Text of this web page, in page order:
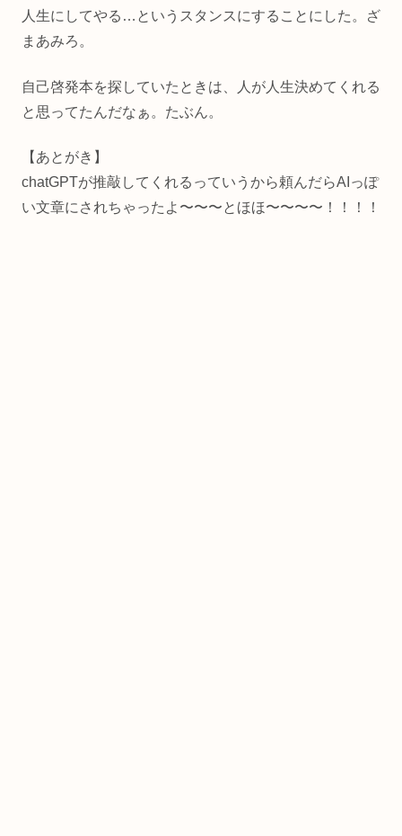
人生にしてやる…というスタンスにすることにした。ざ
まあみろ。
自己啓発本を探していたときは、人が人生決めてくれる
と思ってたんだなぁ。たぶん。
【あとがき】
chatGPTが推敲してくれるっていうから頼んだらAIっぽ
い文章にされちゃったよ〜〜〜とほほ〜〜〜〜！！！！